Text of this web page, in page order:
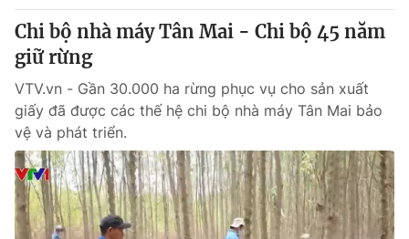
® Cấm sao chép dưới mọi hình thức nếu không có sự chấp
thuận bằng văn bản. Ghi rõ nguồn VTV.vn khi phát hành lại
thông tin từ website này.
Chi bộ nhà máy Tân Mai - Chi bộ 45 năm
giữ rừng
VTV.vn - Gần 30.000 ha rừng phục vụ cho sản xuất
giấy đã được các thế hệ chi bộ nhà máy Tân Mai bảo
vệ và phát triển.